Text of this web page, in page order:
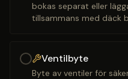
bokas separat eller
tillsammans med däck
Ventilbyte
Byte av ventiler för